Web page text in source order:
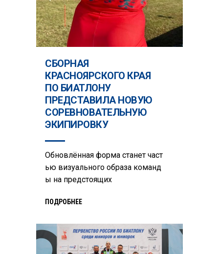
СБОРНАЯ
КРАСНОЯРСКОГО КРАЯ
ПО БИАТЛОНУ
ПРЕДСТАВИЛА НОВУЮ
СОРЕВНОВАТЕЛЬНУЮ
ЭКИПИРОВКУ
Обновлённая форма станет част
ью визуального образа команд
ы на предстоящих
ПОДРОБНЕЕ